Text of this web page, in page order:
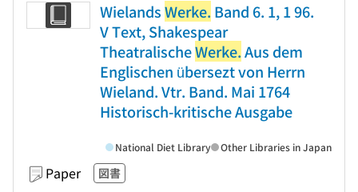
WielandsWerke. Band 6. 1, 1 96.
V Text, Shakespear
TheatralischeWerke.Aus dem
Englischen übersezt von Herrn
Wieland. Vtr. Band. Mai 1764
Historisch-kritische Ausgabe
Paper 図書
National Diet Library Other Libraries in Japan